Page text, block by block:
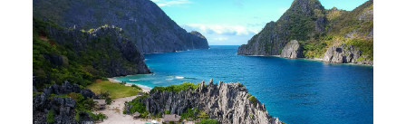
Wyszukiwanie